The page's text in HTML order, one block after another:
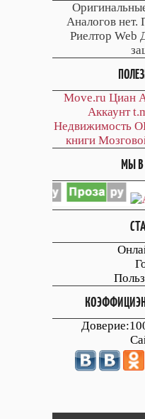
Аналогов нет.
Риелтор Web
Move.ru Циан
Аккаунт
Недвижимость
книги
МЫ В